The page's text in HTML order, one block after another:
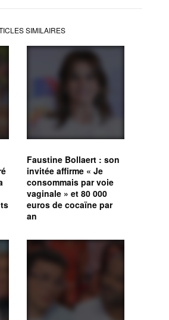
SIMILAIRES
Faustine Bollaert : son
invitée affirme « Je
consommais par voie
vaginale » et 80 000
euros de cocaïne par
an